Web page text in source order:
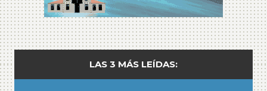
LAS 3 MÁS LEÍDAS: